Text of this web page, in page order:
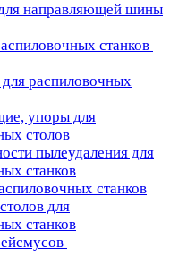
направляющей шины
станков
распиловочных
упоры для
столов
пылеудаления для
станков
станков
для
станков